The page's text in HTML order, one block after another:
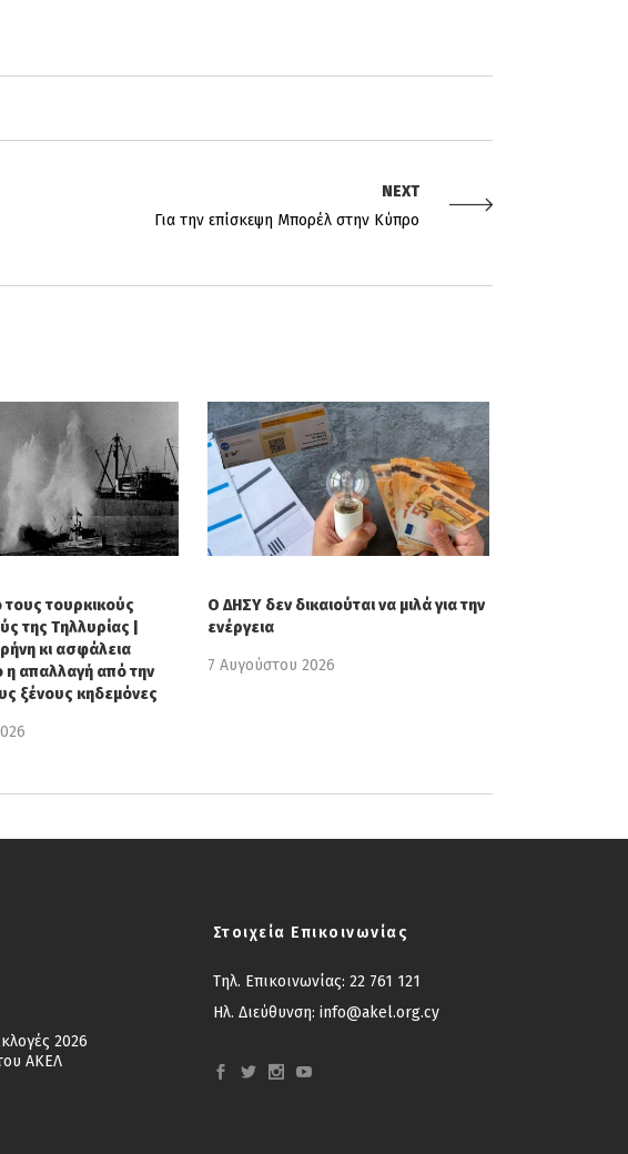
NEXT
Για την επίσκεψη Μπορέλ στην Κύπρο
τους τουρκικούς
της Τηλλυρίας |
κι ασφάλεια
η απαλλαγή από την
ξένους κηδεμόνες
Ο ΔΗΣΥ δεν δικαιούται να μιλά για την
ενέργεια
7 Αυγούστου 2026
2026
ΑΚΕΛ
Στοιχεία Επικοινωνίας
Τηλ. Επικοινωνίας: 22 761 121
Ηλ. Διεύθυνση: info@akel.org.cy